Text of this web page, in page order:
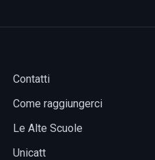
Contatti
Come raggiungerci
Le Alte Scuole
Unicatt